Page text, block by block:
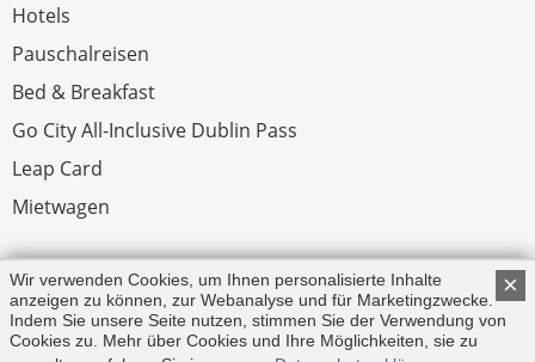
Hotels
Pauschalreisen
Bed & Breakfast
Go City All-Inclusive Dublin Pass
Leap Card
Mietwagen
Rechtliches
Impressum
×
Wir verwenden Cookies, um Ihnen personalisierte Inhalte
anzeigen zu können, zur Webanalyse und für Marketingzwecke.
Indem Sie unsere Seite nutzen, stimmen Sie der Verwendung von
Cookies zu. Mehr über Cookies und Ihre Möglichkeiten, sie zu